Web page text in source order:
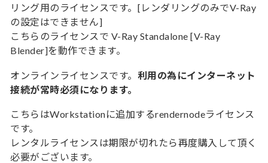
リング用のライセンスです。[レンダリングのみでV-Ray
の設定はできません]
こちらのライセンスで V-Ray Standalone [V-Ray
Blender]を動作できます。
オンラインライセンスです。 利用の為にインターネット
接続が常時必須になります。
こちらはWorkstationに追加するrendernodeライセンス
です。
レンタルライセンスは期限が切れたら再度購入して頂く
必要がございます。